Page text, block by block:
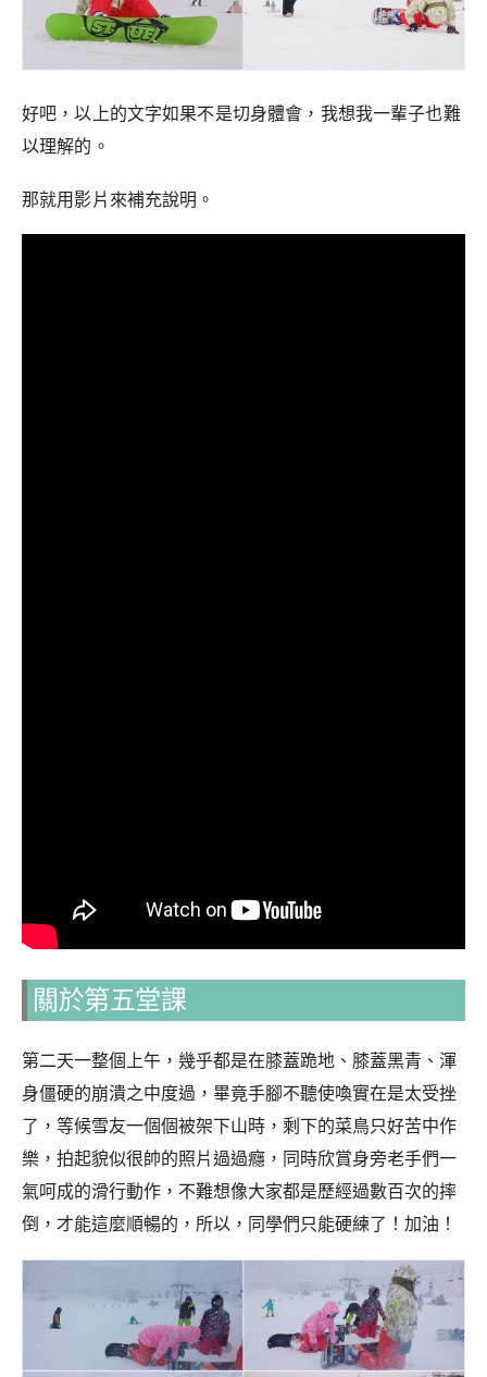
好吧，以上的文字如果不是切身體會，我想我一輩子也難
以理解的。
那就用影片來補充說明。
關於第五堂課
第二天一整個上午，幾乎都是在膝蓋跪地、膝蓋黑青、渾
身僵硬的崩潰之中度過，畢竟手腳不聽使喚實在是太受挫
了，等候雪友一個個被架下山時，剩下的菜鳥只好苦中作
樂，拍起貌似很帥的照片過過癮，同時欣賞身旁老手們一
氣呵成的滑行動作，不難想像大家都是歷經過數百次的摔
倒，才能這麼順暢的，所以，同學們只能硬練了！加油！